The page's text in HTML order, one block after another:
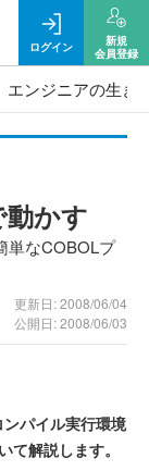
ログイン
新規
会員登録
エンジニアの生き
かす
単なCOBOLプ
更新日: 2008/06/04
公開日: 2008/06/03
パイル実行環境
解説します。